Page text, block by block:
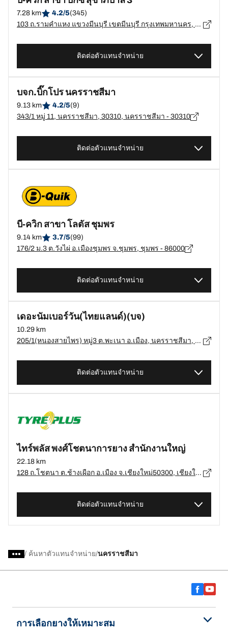
7.28 km 4.2/5(345)
103 ถ.รามคำแหง แขวงมีนบุรี เขตมีนบุรี กรุงเทพมหานคร, กรุงเทพมหานคร - 10510
ติดต่อตัวแทนจำหน่าย
บจก.บิ๊กโปร นครราชสีมา
9.13 km 4.2/5(9)
343/1 หมู่ 11, นครราชสีมา, 30310, นครราชสีมา - 30310
ติดต่อตัวแทนจำหน่าย
บี-ควิก สาขา โลตัส ชุมพร
9.14 km 3.7/5(99)
176/2 ม.3 ต.วังไผ่ อ.เมืองชุมพร จ.ชุมพร, ชุมพร - 86000
ติดต่อตัวแทนจำหน่าย
เดอะนัมเบอร์วัน(ไทยแลนด์)(บจ)
10.29 km
205/1(หนองสายไพร) หมู่3 ต.พะเนา อ.เมือง, นครราชสีมา, นครราชสีมา 30000 ต.พะเนา, นครราชสีมา - 30000
ติดต่อตัวแทนจำหน่าย
ไทร์พลัส พงศ์โชตนาการยาง สำนักงานใหญ่
22.18 km
128 ถ.โชตนา ต.ช้างเผือก อ.เมือง จ.เชียงใหม่50300, เชียงใหม่ - 50300
ติดต่อตัวแทนจำหน่าย
/ ค้นหาตัวแทนจำหน่าย นครราชสีมา
การเลือกยางให้เหมาะสม